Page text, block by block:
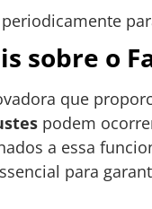
periodicamente
sobre o
que
podem
a essa
para